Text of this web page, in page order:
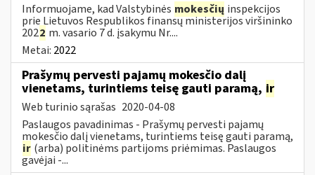
Informuojame, kad Valstybinės mokesčių inspekcijos
prie Lietuvos Respublikos finansų ministerijos viršininko
2022 m. vasario 7 d. įsakymu Nr....
Metai: 2022
Prašymų pervesti pajamų mokesčio dalį
vienetams, turintiems teisę gauti paramą, ir
Web turinio sąrašas 2020-04-08
Paslaugos pavadinimas - Prašymų pervesti pajamų
mokesčio dalį vienetams, turintiems teisę gauti paramą,
ir (arba) politinėms partijoms priėmimas. Paslaugos
gavėjai -...